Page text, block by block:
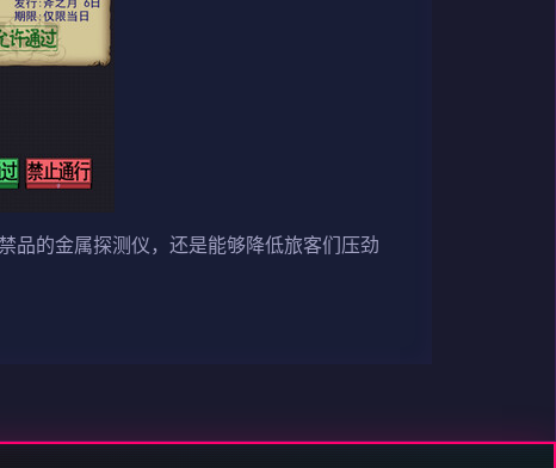
品的金属探测仪，还是能够降低旅客们压劲